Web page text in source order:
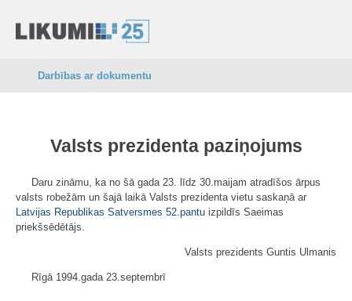
Darbības ar dokumentu
Valsts prezidenta paziņojums
Daru zināmu, ka no šā gada 23. līdz 30.maijam atradīšos ārpus
valsts robežām un šajā laikā Valsts prezidenta vietu saskaņā ar
Latvijas Republikas Satversmes 52.pantu izpildīs Saeimas
priekšsēdētājs.
Valsts prezidents Guntis Ulmanis
Rīgā 1994.gada 23.septembrī